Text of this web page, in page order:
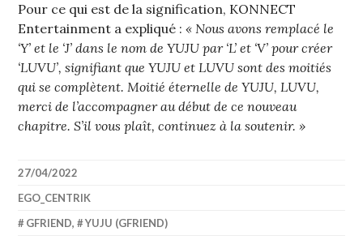
Pour ce qui est de la signification, KONNECT
Entertainment a expliqué :« Nous avons remplacé le
‘Y’ et le ‘J’ dans le nom de YUJU par ‘L’ et ‘V’ pour créer
‘LUVU’, signifiant que YUJU et LUVU sont des moitiés
qui se complètent. Moitié éternelle de YUJU, LUVU,
merci de l’accompagner au début de ce nouveau
chapitre. S’il vous plaît, continuez à la soutenir. »
27/04/2022
EGO_CENTRIK
GFRIEND, YUJU (GFRIEND)